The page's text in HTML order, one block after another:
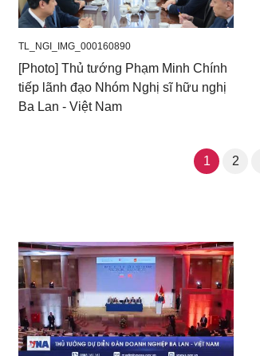
TL_NGI_IMG_000160890
[Photo] Thủ tướng Phạm Minh Chính
tiếp lãnh đạo Nhóm Nghị sĩ hữu nghị
Ba Lan - Việt Nam
1 2